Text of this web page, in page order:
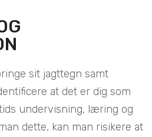
sit jagttegn samt
at det er dig som
undervisning, læring og
dette, kan man risikere at